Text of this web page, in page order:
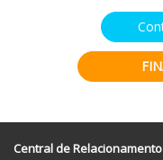
Central de Relacionamento